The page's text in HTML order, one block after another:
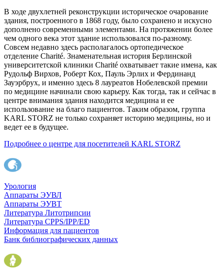
В ходе двухлетней реконструкции историческое очарование
здания, построенного в 1868 году, было сохранено и искусно
дополнено современными элементами. На протяжении более
чем одного века этот здание использовался по-разному.
Совсем недавно здесь располагалось ортопедическое
отделение Charité. Знаменательная история Берлинской
университетской клиники Charité охватывает такие имена, как
Рудольф Вирхов, Роберт Кох, Пауль Эрлих и Фердинанд
Зауэрбрух, и именно здесь 8 лауреатов Нобелевской премии
по медицине начинали свою карьеру. Как тогда, так и сейчас в
центре внимания здания находится медицина и ее
использование на благо пациентов. Таким образом, группа
KARL STORZ не только сохраняет историю медицины, но и
ведет ее в будущее.
Подробнее о центре для посетителей KARL STORZ
Урология
Аппараты ЭУВЛ
Аппараты ЭУВТ
Литература Литотрипсии
Литература CPPS/IPP/ED
Информация для пациентов
Банк библиографических данных